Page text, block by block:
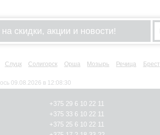
скидки, акции и новости!
Слуцк Солигорск Орша Мозырь Речица Брест
09.08.2026 в 12:08:30
+375 29 6 10 22 11
+375 33 6 10 22 11
+375 25 6 10 22 11